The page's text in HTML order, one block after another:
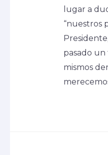
lugar a
“nuestros
pasado un
mismos